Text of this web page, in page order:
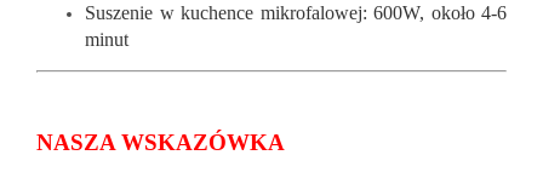
Suszenie w kuchence mikrofalowej: 600W, około 4-6
minut
NASZA WSKAZÓWKA